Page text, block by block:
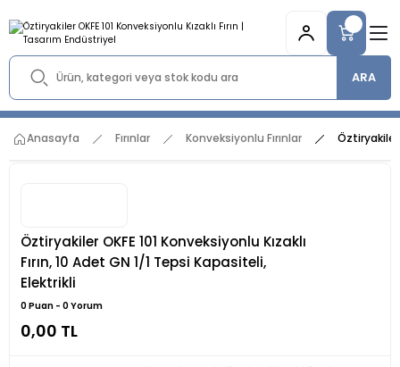
ARA
Anasayfa Fırınlar Konveksiyonlu Fırınlar Öztiryakiler
Öztiryakiler OKFE 101 Konveksiyonlu Kızaklı
Fırın, 10 Adet GN 1/1 Tepsi Kapasiteli,
Elektrikli
0 Puan - 0 Yorum
0,00 TL